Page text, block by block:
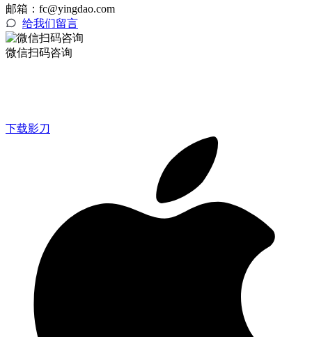
邮箱：fc@yingdao.com
给我们留言
微信扫码咨询
下载影刀